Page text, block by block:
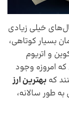
خیلی زیادی
بسیار کوتاهی،
و اتریوم
که امروزه وجود
که بهترین ارز
طور سالانه،